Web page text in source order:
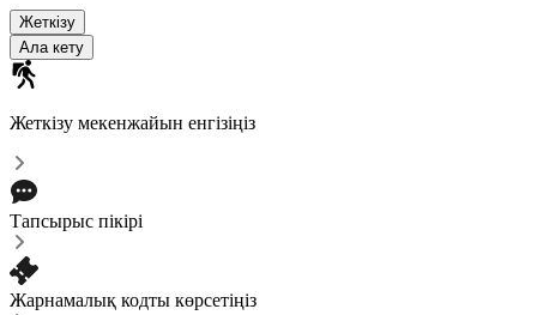
Жеткізу
Ала кету
Жеткізу мекенжайын енгізіңіз
Тапсырыс пікірі
Жарнамалық кодты көрсетіңіз